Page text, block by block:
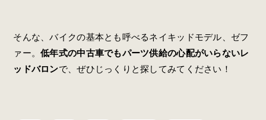
そんな、バイクの基本とも呼べるネイキッドモデル、ゼフ
ァー。低年式の中古車でもパーツ供給の心配がいらないレ
ッドバロンで、ぜひじっくりと探してみてください！